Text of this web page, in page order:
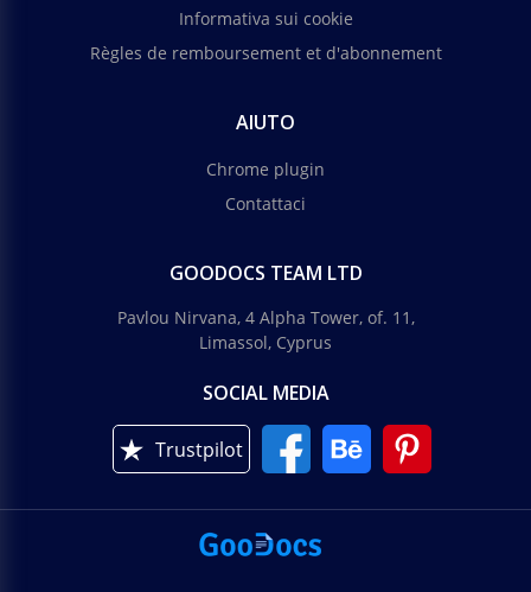
Informativa sui cookie
Règles de remboursement et d'abonnement
AIUTO
Chrome plugin
Contattaci
GOODOCS TEAM LTD
Pavlou Nirvana, 4 Alpha Tower, of. 11,
Limassol, Cyprus
SOCIAL MEDIA
Trustpilot